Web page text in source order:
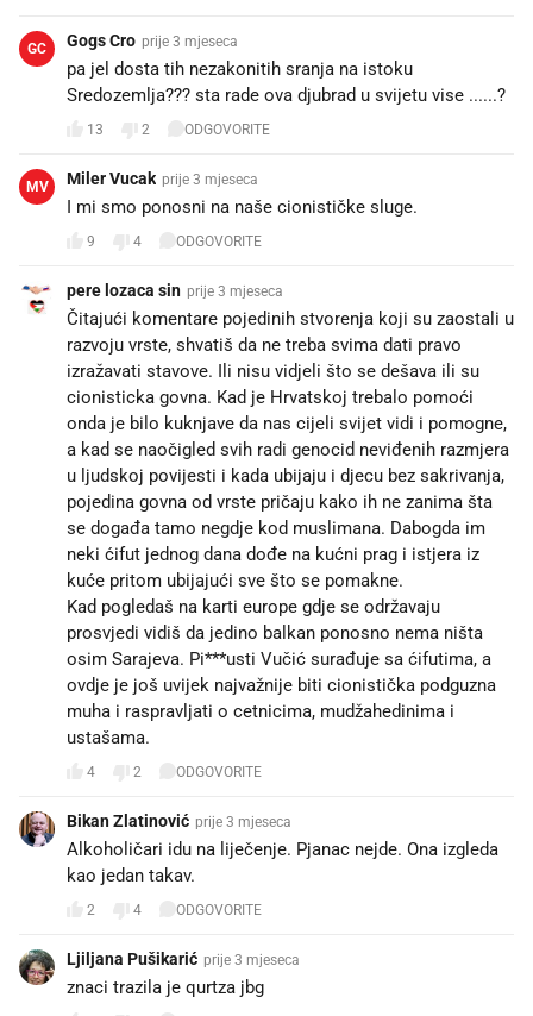
GC Gogs Cro prije 3 mjeseca
pa jel dosta tih nezakonitih sranja na istoku
Sredozemlja??? sta rade ova djubrad u svijetu vise ......?
13 2 ODGOVORITE
MV Miler Vucak prije 3 mjeseca
I mi smo ponosni na naše cionističke sluge.
9 4 ODGOVORITE
pere lozaca sin prije 3 mjeseca
Čitajući komentare pojedinih stvorenja koji su zaostali u
razvoju vrste, shvatiš da ne treba svima dati pravo
izražavati stavove. Ili nisu vidjeli što se dešava ili su
cionisticka govna. Kad je Hrvatskoj trebalo pomoći
onda je bilo kuknjave da nas cijeli svijet vidi i pomogne,
a kad se naočigled svih radi genocid neviđenih razmjera
u ljudskoj povijesti i kada ubijaju i djecu bez sakrivanja,
pojedina govna od vrste pričaju kako ih ne zanima šta
se događa tamo negdje kod muslimana. Dabogda im
neki ćifut jednog dana dođe na kućni prag i istjera iz
kuće pritom ubijajući sve što se pomakne.
Kad pogledaš na karti europe gdje se održavaju
prosvjedi vidiš da jedino balkan ponosno nema ništa
osim Sarajeva. Pi***usti Vučić surađuje sa ćifutima, a
ovdje je još uvijek najvažnije biti cionistička podguzna
muha i raspravljati o cetnicima, mudžahedinima i
ustašama.
4 2 ODGOVORITE
Bikan Zlatinović prije 3 mjeseca
Alkoholičari idu na liječenje. Pjanac nejde. Ona izgleda
kao jedan takav.
2 4 ODGOVORITE
Ljiljana Pušikarić prije 3 mjeseca
znaci trazila je qurtza jbg